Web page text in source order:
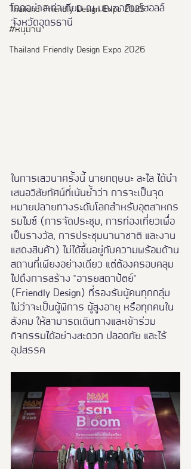
Thailand Friendly Design Expo 2025
#หนุมาน
Thailand Friendly Design Expo 2026
โลกอย่างเท่าเทียม ณ มณฑาทิพย์ฮอลล์
จังหวัดอุดรธานี
ในการเสวนาครั้งนี้ นายกฤษนะ ละไล ได้นำ
เสนอวิสัยทัศน์ที่เน้นย้ำว่า การจะเป็นจุด
หมายปลายทางระดับโลกสำหรับอุตสาหกร
รมไมซ์ (การจัดประชุม, การท่องเที่ยวเพื่อ
เป็นรางวัล, การประชุมนานาชาติ และงาน
แสดงสินค้า) ไม่ได้ขึ้นอยู่กับความพร้อมด้าน
สถานที่เพียงอย่างเดียว แต่ต้องครอบคลุม
ไปถึงการสร้าง "อารยสถาปัตย์"
(Friendly Design) ที่รองรับผู้คนทุกกลุ่ม
ไม่ว่าจะเป็นผู้พิการ ผู้สูงอายุ หรือทุกคนใน
สังคม ให้สามารถเดินทางและเข้าร่วม
กิจกรรมได้อย่างสะดวก ปลอดภัย และไร้
อุปสรรค